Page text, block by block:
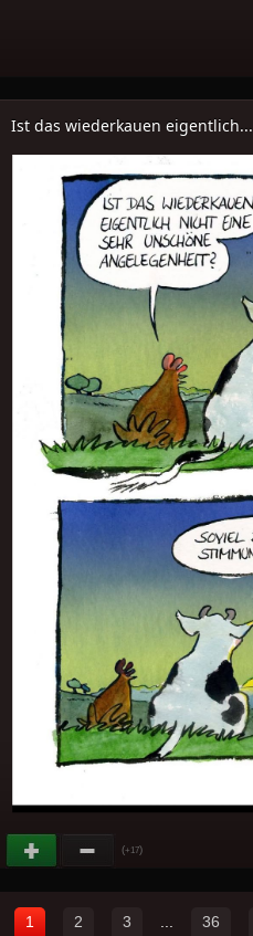
Ist das wiederkauen eigentlich...
(+17)
1 2 3 36